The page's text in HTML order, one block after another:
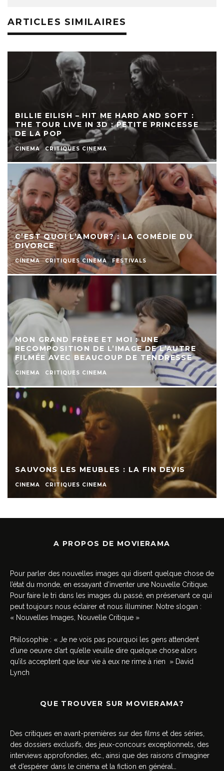
ARTICLES SIMILAIRES
BILLIE EILISH – HIT ME HARD AND SOFT :
THE TOUR LIVE IN 3D : PETITE PRINCESSE
DE LA POP
CINEMA CRITIQUES CINEMA
C’EST QUOI L’AMOUR? : LA COMÉDIE DU
DIVORCE
CINEMA CRITIQUES CINEMA FESTIVALS
MON GRAND FRÈRE ET MOI : UNE
RECOMPOSITION DE L’IMAGE DE L’AUTRE
FILMÉE AVEC BEAUCOUP DE TENDRESSE
CINEMA CRITIQUES CINEMA
SAUVONS LES MEUBLES : LA FIN DEVIS
CINEMA CRITIQUES CINEMA
A PROPOS DE MOVIERAMA
Pour parler des nouvelles images qui disent quelque chose de
l’état du monde, en essayant d’inventer une Nouvelle Critique.
Pour faire le tri dans les images du passé, en préservant ce qui
peut toujours nous éclairer et nous illuminer. Notre slogan :
« Nouvelles Images, Nouvelle Critique »
Philosophie : « Je ne vois pas pourquoi les gens attendent
d’une oeuvre d’art qu’elle veuille dire quelque chose alors
qu’ils acceptent que leur vie à eux ne rime à rien » David
Lynch
QUE TROUVER SUR MOVIERAMA?
Des critiques en avant-premières sur des films et des séries,
des dossiers exclusifs, des jeux-concours exceptionnels, des
interviews approfondies, etc., ainsi que des raisons d’imaginer
et d’espérer dans le cinéma et la fiction en général…